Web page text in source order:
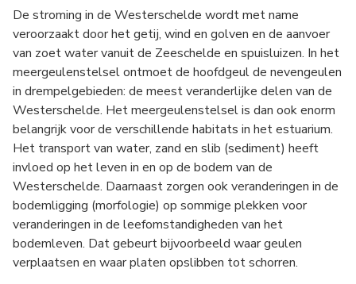
De stroming in de Westerschelde wordt met name
veroorzaakt door het getij, wind en golven en de aanvoer
van zoet water vanuit de Zeeschelde en spuisluizen. In het
meergeulenstelsel ontmoet de hoofdgeul de nevengeulen
in drempelgebieden: de meest veranderlijke delen van de
Westerschelde. Het meergeulenstelsel is dan ook enorm
belangrijk voor de verschillende habitats in het estuarium.
Het transport van water, zand en slib (sediment) heeft
invloed op het leven in en op de bodem van de
Westerschelde. Daarnaast zorgen ook veranderingen in de
bodemligging (morfologie) op sommige plekken voor
veranderingen in de leefomstandigheden van het
bodemleven. Dat gebeurt bijvoorbeeld waar geulen
verplaatsen en waar platen opslibben tot schorren.